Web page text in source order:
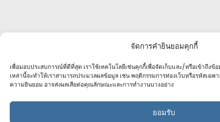
จัดการคำยินยอมคุกกี้
เพื่อมอบประสบการณ์ที่ดีที่สุด เราใช้เทคโนโลยีเช่นคุกกี้เพื่อจัดเก็บและ/หรือเข้าถึง
เหล่านี้จะทำให้เราสามารถประมวลผลข้อมูล เช่น พฤติกรรมการท่องเว็บหรือรหัสเฉ
ความยินยอม อาจส่งผลเสียต่อคุณลักษณะและการทำงานบางอย่าง
ยอมรับ